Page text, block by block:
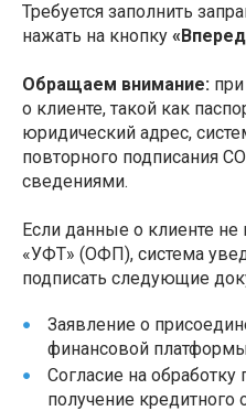
Требуется заполнить
нажать на кнопку
Обращаем внимание:
о клиенте, такой как
юридический адрес,
повторного подписания
сведениями.
Если данные о клиенте
«УФТ» (ОФП), система
подписать следующие
Заявление о
финансовой
Согласие на
получение кредитного